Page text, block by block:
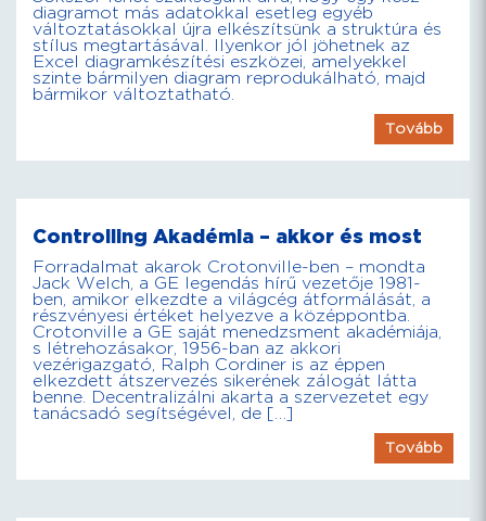
diagramot más adatokkal esetleg egyéb
változtatásokkal újra elkészítsünk a struktúra és
stílus megtartásával. Ilyenkor jól jöhetnek az
Excel diagramkészítési eszközei, amelyekkel
szinte bármilyen diagram reprodukálható, majd
bármikor változtatható.
Tovább
Controlling Akadémia – akkor és most
Forradalmat akarok Crotonville-ben – mondta
Jack Welch, a GE legendás hírű vezetője 1981-
ben, amikor elkezdte a világcég átformálását, a
részvényesi értéket helyezve a középpontba.
Crotonville a GE saját menedzsment akadémiája,
s létrehozásakor, 1956-ban az akkori
vezérigazgató, Ralph Cordiner is az éppen
elkezdett átszervezés sikerének zálogát látta
benne. Decentralizálni akarta a szervezetet egy
tanácsadó segítségével, de […]
Tovább